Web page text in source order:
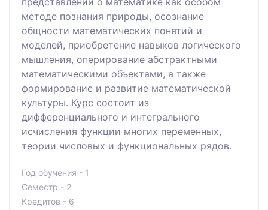
методе познания природы, осознание
общности математических понятий и
моделей, приобретение навыков логического
мышления, оперирование абстрактными
математическими объектами, а также
формирование и развитие математической
культуры. Курс состоит из
дифференциального и интегрального
исчисления функции многих переменных,
теории числовых и функциональных рядов.
Год обучения - 1
Семестр - 2
Кредитов - 6